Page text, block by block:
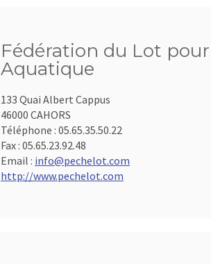
Fédération du Lot
Aquatique
133 Quai Albert Cappus
46000 CAHORS
Téléphone : 05.65.35.50.22
Fax : 05.65.23.92.48
Email : info@pechelot.com
http://www.pechelot.com